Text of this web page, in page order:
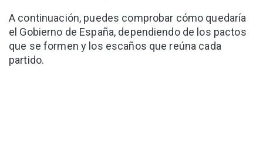
A continuación, puedes comprobar cómo quedaría
el Gobierno de España, dependiendo de los pactos
que se formen y los escaños que reúna cada
partido.